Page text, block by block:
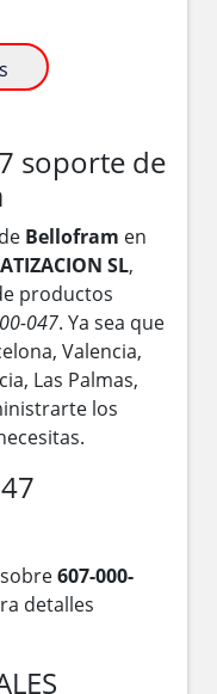
soporte de
de Bellofram en
SL,
productos
047. Ya sea que
Valencia,
Las Palmas,
los
607-000-
detalles